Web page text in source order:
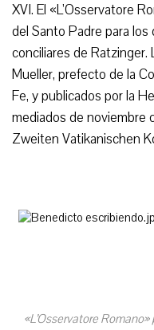
XVI. El «L’Osservatore
del Santo Padre para
conciliares de Ratzinger.
Mueller, prefecto de la
Fe, y publicados por la
mediados de noviembre
Zweiten Vatikanischen
«L’Osservatore